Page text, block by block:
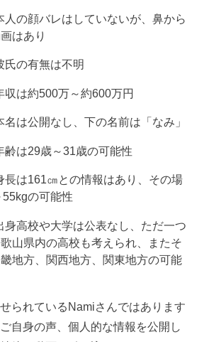
人の顔バレはしていないが、鼻から
はあり
氏の有無は不明
収は約500万～約600万円
は公開なし、下の名前は「なみ」
齢は29歳～31歳の可能性
長は161㎝との情報はあり、その場
の可能性
身高校や大学は公表なし、ただ一つ
山県内の高校も考えられ、またそ
地方、関西地方、関東地方の可能
られているNamiさんではあります
自身の声、個人的な情報を公開し